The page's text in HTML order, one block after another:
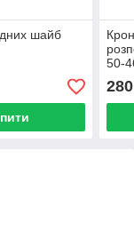
шайб
50-
280